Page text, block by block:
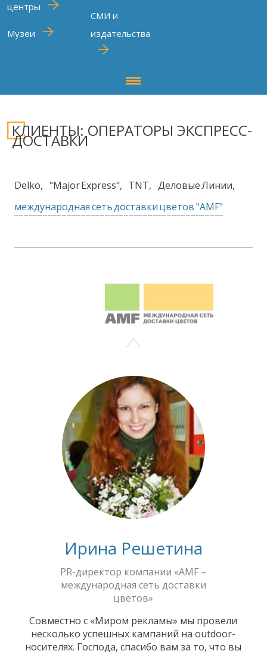
центры
Музеи
СМИ и
издательства
КЛИЕНТЫ: ОПЕРАТОРЫ ЭКСПРЕСС-
ДОСТАВКИ
Delko, "Major Express", TNT, Деловые Линии,
международная сеть доставки цветов "AMF"
Ирина Решетина
PR-директор компании «AMF –
международная сеть доставки
цветов»
Совместно с «Миром рекламы» мы провели
несколько успешных кампаний на outdoor-
носителях. Господа, спасибо вам за то, что вы